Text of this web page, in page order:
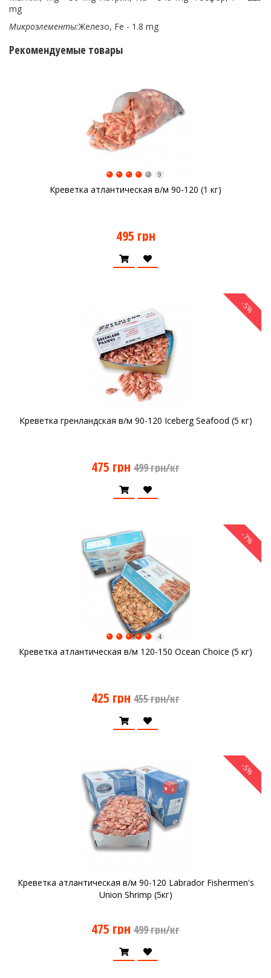
mg
Микроэлементы:Железо, Fe - 1.8 mg
Рекомендуемые товары
Креветка атлантическая в/м 90-120 (1 кг)
9
495 грн
-5%
Креветка гренландская в/м 90-120 Iceberg Seafood (5 кг)
475 грн 499 грн/кг
-7%
Креветка атлантическая в/м 120-150 Ocean Choice (5 кг)
4
425 грн 455 грн/кг
-5%
Креветка атлантическая в/м 90-120 Labrador Fishermen's
Union Shrimp (5кг)
475 грн 499 грн/кг